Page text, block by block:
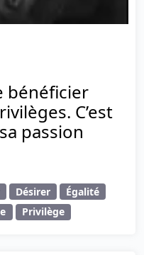
bénéficier
C’est
passion
Désirer
Égalité
Privilège